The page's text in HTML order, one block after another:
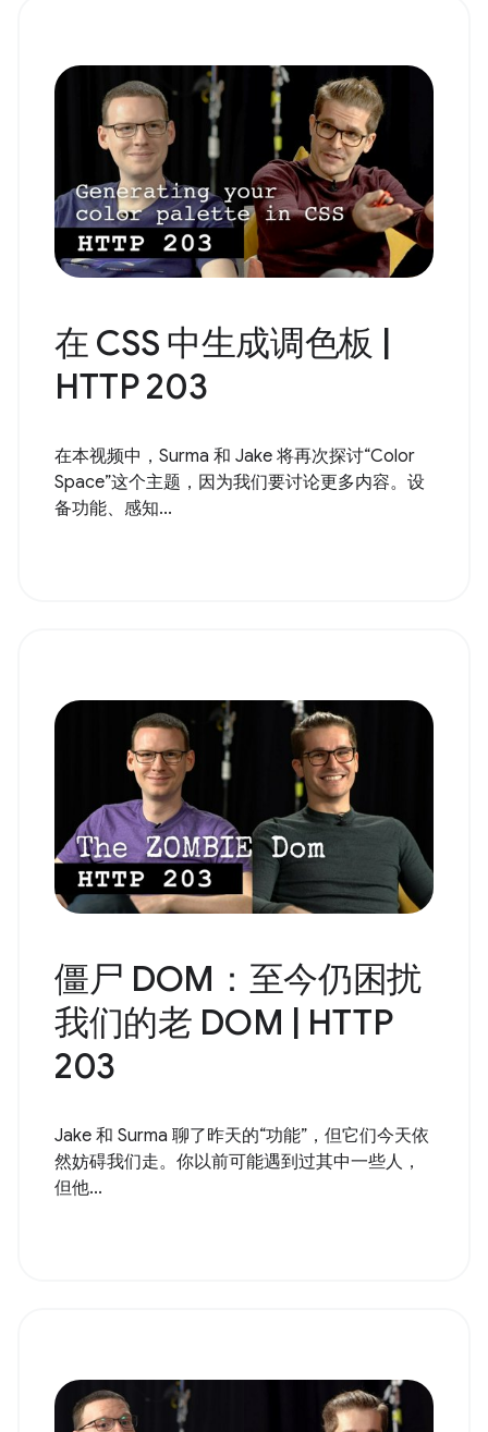
在 CSS 中生成调色板 |
HTTP 203
在本视频中，Surma 和 Jake 将再次探讨“Color
Space”这个主题，因为我们要讨论更多内容。设
备功能、感知...
僵尸 DOM：至今仍困扰
我们的老 DOM | HTTP
203
Jake 和 Surma 聊了昨天的“功能”，但它们今天依
然妨碍我们走。你以前可能遇到过其中一些人，
但他...